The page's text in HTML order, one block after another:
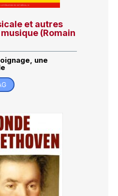
et autres
(Romain
une